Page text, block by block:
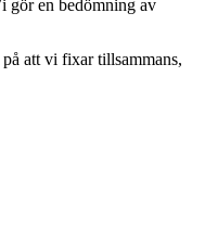
gör en bedömning av
att vi fixar tillsammans,